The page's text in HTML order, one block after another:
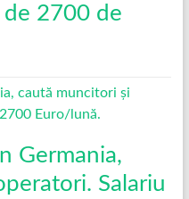
de 2700 de
Germania,
Salariu